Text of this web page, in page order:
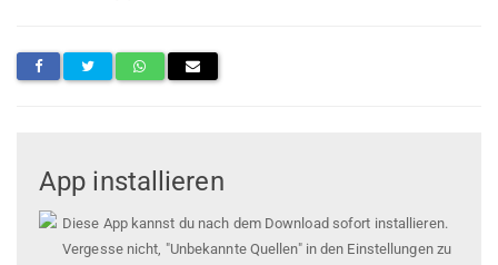
App installieren
Diese App kannst du nach dem Download sofort installieren.
Vergesse nicht, "Unbekannte Quellen" in den Einstellungen zu